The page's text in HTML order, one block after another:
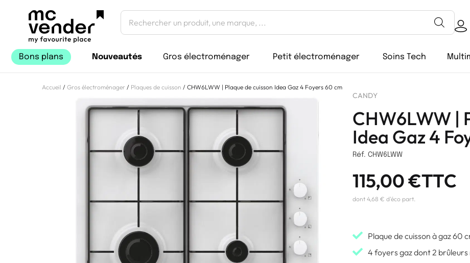
Bons plans Nouveautés Gros électroménager Petit électroménager Soins Tech
Accueil / Gros électroménager / Plaques de cuisson / CHW6LWW | Plaque de cuisson Idea Gaz 4 Foyers 60 cm
CANDY
CHW6LWW |
Idea Gaz 4
Réf. CHW6LWW
115,00€TTC
dont 4,68 € d'éco part.
Plaque de cuisson à gaz 60
4 foyers gaz dont 2 brûleurs